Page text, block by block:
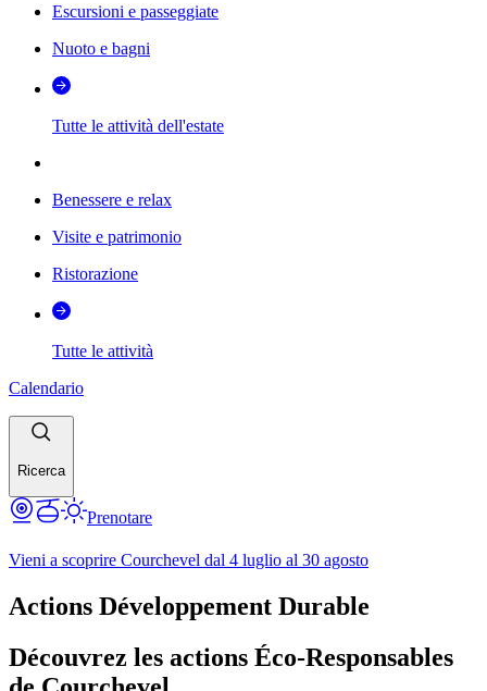
Escursioni e passeggiate
Nuoto e bagni
Tutte le attività dell'estate
Benessere e relax
Visite e patrimonio
Ristorazione
Tutte le attività
Calendario
Ricerca
Prenotare
Vieni a scoprire Courchevel dal 4 luglio al 30 agosto
Actions Développement Durable
Découvrez les actions Éco-Responsables